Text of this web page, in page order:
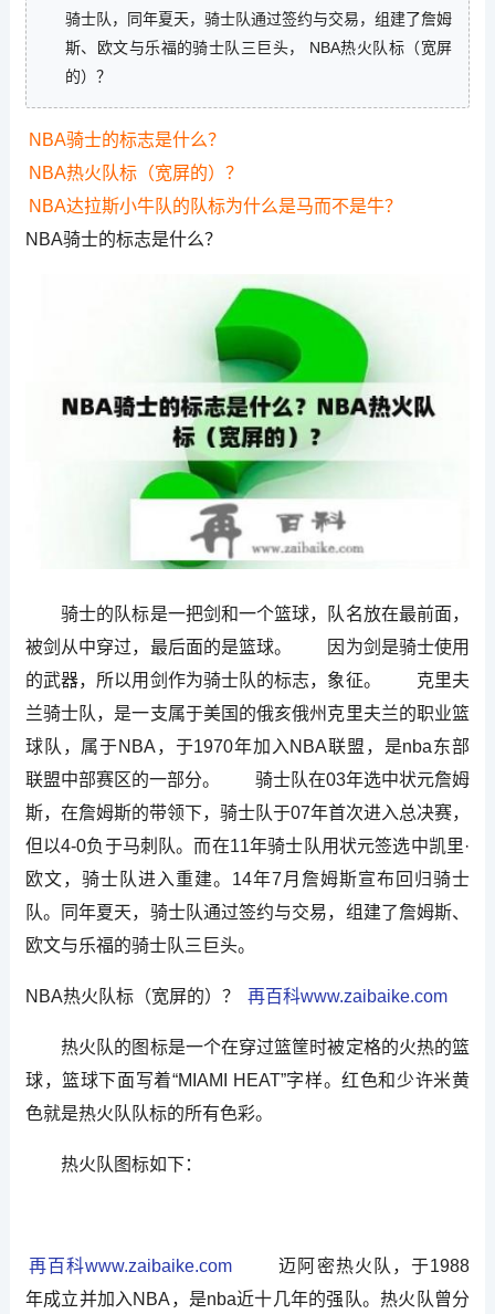
骑士队，同年夏天，骑士队通过签约与交易，组建了詹姆
斯、欧文与乐福的骑士队三巨头， NBA热火队标（宽屏
的）？
NBA骑士的标志是什么？
NBA热火队标（宽屏的）？
NBA达拉斯小牛队的队标为什么是马而不是牛？
NBA骑士的标志是什么？
骑士的队标是一把剑和一个篮球，队名放在最前面，
被剑从中穿过，最后面的是篮球。 因为剑是骑士使用
的武器，所以用剑作为骑士队的标志，象征。 克里夫
兰骑士队，是一支属于美国的俄亥俄州克里夫兰的职业篮
球队，属于NBA，于1970年加入NBA联盟，是nba东部
联盟中部赛区的一部分。 骑士队在03年选中状元詹姆
斯，在詹姆斯的带领下，骑士队于07年首次进入总决赛，
但以4-0负于马刺队。而在11年骑士队用状元签选中凯里·
欧文，骑士队进入重建。14年7月詹姆斯宣布回归骑士
队。同年夏天，骑士队通过签约与交易，组建了詹姆斯、
欧文与乐福的骑士队三巨头。
NBA热火队标（宽屏的）？ 再百科www.zaibaike.com
热火队的图标是一个在穿过篮筐时被定格的火热的篮
球，篮球下面写着“MIAMI HEAT”字样。红色和少许米黄
色就是热火队队标的所有色彩。
热火队图标如下：
再百科www.zaibaike.com
迈阿密热火队，于1988
年成立并加入NBA，是nba近十几年的强队。热火队曾分